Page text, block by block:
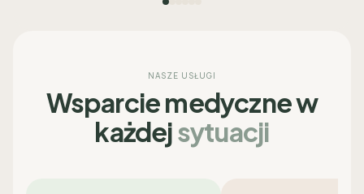
NASZE USŁUGI
Wsparcie medyczne w
każdejsytuacji